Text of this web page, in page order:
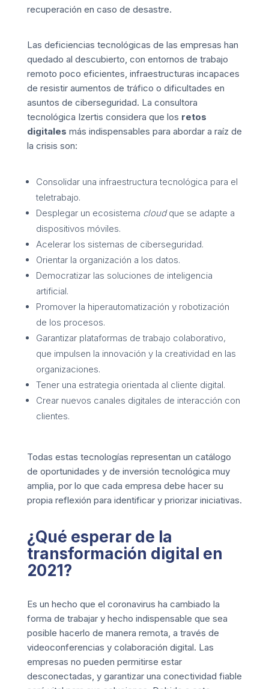
recuperación en caso de desastre.
Las deficiencias tecnológicas de las empresas han
quedado al descubierto, con entornos de trabajo
remoto poco eficientes, infraestructuras incapaces
de resistir aumentos de tráfico o dificultades en
asuntos de ciberseguridad. La consultora
tecnológica Izertis considera que los retos
digitales más indispensables para abordar a raíz de
la crisis son:
Consolidar una infraestructura tecnológica para el
teletrabajo.
Desplegar un ecosistema cloudque se adapte a
dispositivos móviles.
Acelerar los sistemas de ciberseguridad.
Orientar la organización a los datos.
Democratizar las soluciones de inteligencia
artificial.
Promover la hiperautomatización y robotización
de los procesos.
Garantizar plataformas de trabajo colaborativo,
que impulsen la innovación y la creatividad en las
organizaciones.
Tener una estrategia orientada al cliente digital.
Crear nuevos canales digitales de interacción con
clientes.
Todas estas tecnologías representan un catálogo
de oportunidades y de inversión tecnológica muy
amplia, por lo que cada empresa debe hacer su
propia reflexión para identificar y priorizar iniciativas.
¿Qué esperar de la
transformación digital en
2021?
Es un hecho que el coronavirus ha cambiado la
forma de trabajar y hecho indispensable que sea
posible hacerlo de manera remota, a través de
videoconferencias y colaboración digital. Las
empresas no pueden permitirse estar
desconectadas, y garantizar una conectividad fiable